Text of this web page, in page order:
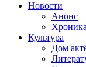
Новости
Анонс
Культура
Дом